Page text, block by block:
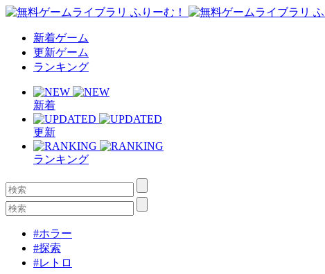
新着ゲーム
更新ゲーム
ランキング
新着
更新
ランキング
#ホラー
#探索
#レトロ